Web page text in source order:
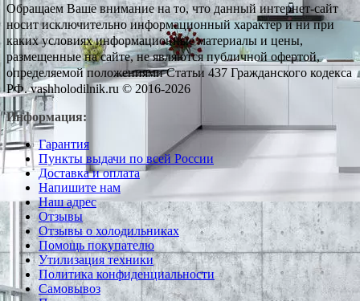
Обращаем Ваше внимание на то, что данный интернет-сайт
носит исключительно информационный характер и ни при
каких условиях информационные материалы и цены,
размещенные на сайте, не являются публичной офертой,
определяемой положениями Статьи 437 Гражданского кодекса
РФ. vashholodilnik.ru © 2016-2026
Информация:
Гарантия
Пункты выдачи по всей России
Доставка и оплата
Напишите нам
Наш адрес
Отзывы
Отзывы о холодильниках
Помощь покупателю
Утилизация техники
Политика конфиденциальности
Самовывоз